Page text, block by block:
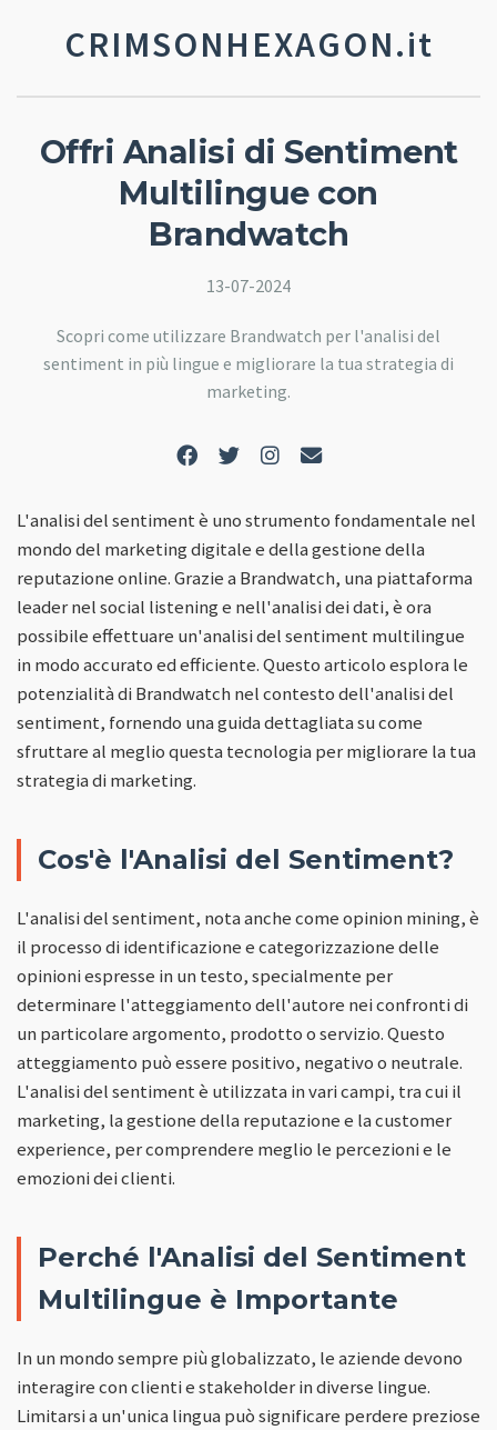
CRIMSONHEXAGON.it
Offri Analisi di Sentiment
Multilingue con
Brandwatch
13-07-2024
Scopri come utilizzare Brandwatch per l'analisi del
sentiment in più lingue e migliorare la tua strategia di
marketing.
L'analisi del sentiment è uno strumento fondamentale nel
mondo del marketing digitale e della gestione della
reputazione online. Grazie a Brandwatch, una piattaforma
leader nel social listening e nell'analisi dei dati, è ora
possibile effettuare un'analisi del sentiment multilingue
in modo accurato ed efficiente. Questo articolo esplora le
potenzialità di Brandwatch nel contesto dell'analisi del
sentiment, fornendo una guida dettagliata su come
sfruttare al meglio questa tecnologia per migliorare la tua
strategia di marketing.
Cos'è l'Analisi del Sentiment?
L'analisi del sentiment, nota anche come opinion mining, è
il processo di identificazione e categorizzazione delle
opinioni espresse in un testo, specialmente per
determinare l'atteggiamento dell'autore nei confronti di
un particolare argomento, prodotto o servizio. Questo
atteggiamento può essere positivo, negativo o neutrale.
L'analisi del sentiment è utilizzata in vari campi, tra cui il
marketing, la gestione della reputazione e la customer
experience, per comprendere meglio le percezioni e le
emozioni dei clienti.
Perché l'Analisi del Sentiment
Multilingue è Importante
In un mondo sempre più globalizzato, le aziende devono
interagire con clienti e stakeholder in diverse lingue.
Limitarsi a un'unica lingua può significare perdere preziose